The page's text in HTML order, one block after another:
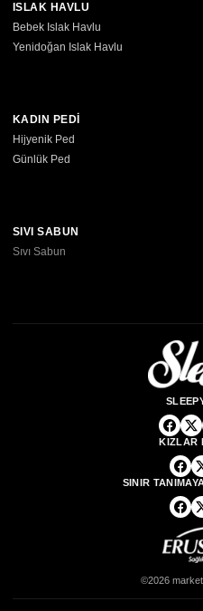
ISLAK HAVLU
Bebek Islak Havlu
Yenidoğan Islak Havlu
KADIN PEDİ
Hijyenik Ped
Günlük Ped
SIVI SABUN
Sıvı Sabun
KIZLAR
SINIR
©2026